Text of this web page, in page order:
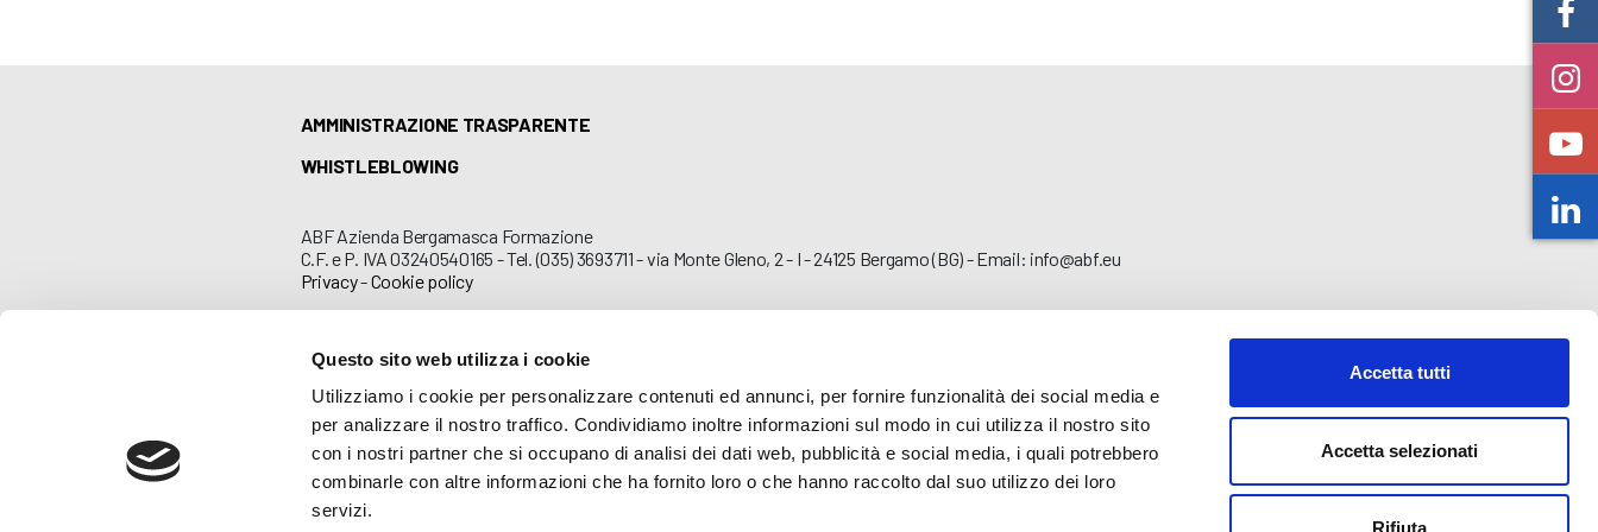
Questo sito web utilizza i cookie
Utilizziamo i cookie per personalizzare contenuti ed annunci, per fornire funzionalità dei social media e
per analizzare il nostro traffico. Condividiamo inoltre informazioni sul modo in cui utilizza il nostro sito
con i nostri partner che si occupano di analisi dei dati web, pubblicità e social media, i quali potrebbero
combinarle con altre informazioni che ha fornito loro o che hanno raccolto dal suo utilizzo dei loro
servizi.
Accetta tutti
Accetta selezionati
Rifiuta
AMMINISTRAZIONE TRASPARENTE
WHISTLEBLOWING
ABF Azienda Bergamasca Formazione
C.F. e P. IVA 03240540165 - Tel. (035) 3693711 - via Monte Gleno, 2 - I - 24125 Bergamo (BG) - Email: info@abf.eu
Privacy-Cookie policy